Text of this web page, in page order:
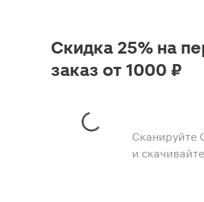
Сканируйте
и
Скидка 25% на
заказ от 1000 ₽